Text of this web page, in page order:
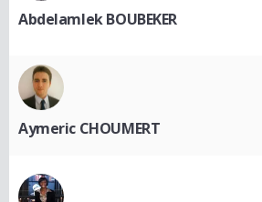
Abdelamlek BOUBEKER
Aymeric CHOUMERT